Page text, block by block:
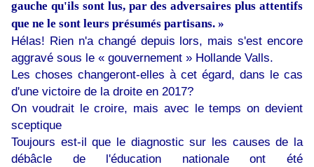
gauche qu'ils sont lus, par des adversaires plus attentifs
que ne le sont leurs présumés partisans. »
Hélas! Rien n'a changé depuis lors, mais s'est encore
aggravé sous le « gouvernement » Hollande Valls.
Les choses changeront-elles à cet égard, dans le cas
d'une victoire de la droite en 2017?
On voudrait le croire, mais avec le temps on devient
sceptique
Toujours est-il que le diagnostic sur les causes de la
débâcle de l'éducation nationale ont été